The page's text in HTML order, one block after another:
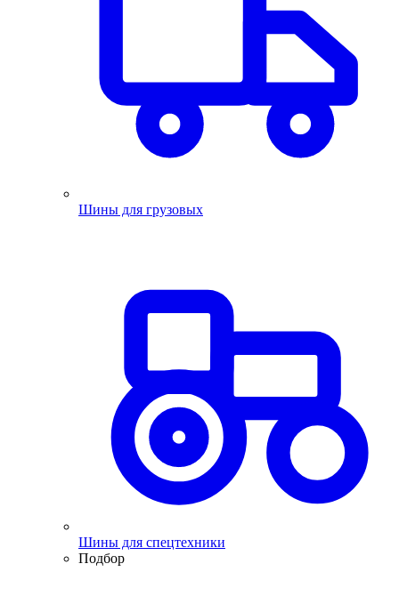
Шины для грузовых
Шины для спецтехники
Подбор